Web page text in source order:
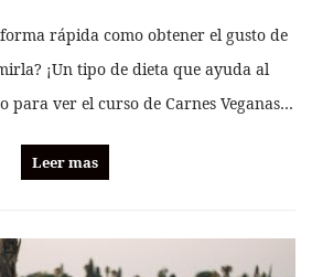
rápida como obtener el gusto de
¡Un tipo de dieta que ayuda al
para ver el curso de Carnes Veganas…
Leer mas